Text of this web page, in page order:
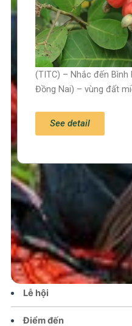
Trang chủ
Tin tức – Sự kiện
Chính sách
Văn hoá – Đời sống
Lễ hội
Điểm đến
(TITC) – Nhắc đến
Đồng Nai) – vùng đất
See detail